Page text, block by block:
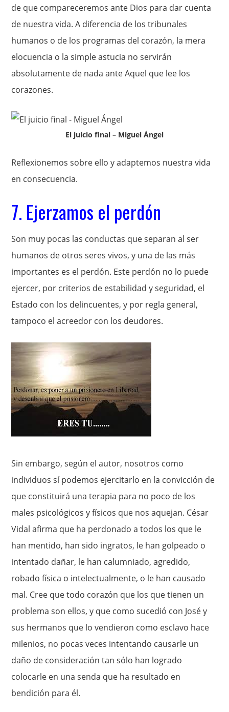
de que compareceremos ante Dios para dar cuenta
de nuestra vida. A diferencia de los tribunales
humanos o de los programas del corazón, la mera
elocuencia o la simple astucia no servirán
absolutamente de nada ante Aquel que lee los
corazones.
El juicio final – Miguel Ángel
Reflexionemos sobre ello y adaptemos nuestra vida
en consecuencia.
7. Ejerzamos el perdón
Son muy pocas las conductas que separan al ser
humanos de otros seres vivos, y una de las más
importantes es el perdón. Este perdón no lo puede
ejercer, por criterios de estabilidad y seguridad, el
Estado con los delincuentes, y por regla general,
tampoco el acreedor con los deudores.
Sin embargo, según el autor, nosotros como
individuos sí podemos ejercitarlo en la convicción de
que constituirá una terapia para no poco de los
males psicológicos y físicos que nos aquejan. César
Vidal afirma que ha perdonado a todos los que le
han mentido, han sido ingratos, le han golpeado o
intentado dañar, le han calumniado, agredido,
robado física o intelectualmente, o le han causado
mal. Cree que todo corazón que los que tienen un
problema son ellos, y que como sucedió con José y
sus hermanos que lo vendieron como esclavo hace
milenios, no pocas veces intentando causarle un
daño de consideración tan sólo han logrado
colocarle en una senda que ha resultado en
bendición para él.